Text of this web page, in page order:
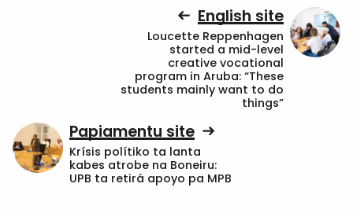
English site
Loucette Reppenhagen
started a mid-level
creative vocational
program in Aruba: “These
students mainly want to do
things”
Papiamentu site
Krísis polítiko ta lanta
kabes atrobe na Boneiru:
UPB ta retirá apoyo pa MPB